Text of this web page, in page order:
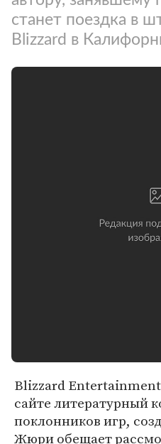
станет поездка в
Blizzard в
Blizzard Entertainment
сайте литературный
поклонников игр,
Жюри обещает